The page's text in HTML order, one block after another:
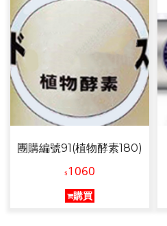
團購編號91(植物酵素180)
$1060
購買